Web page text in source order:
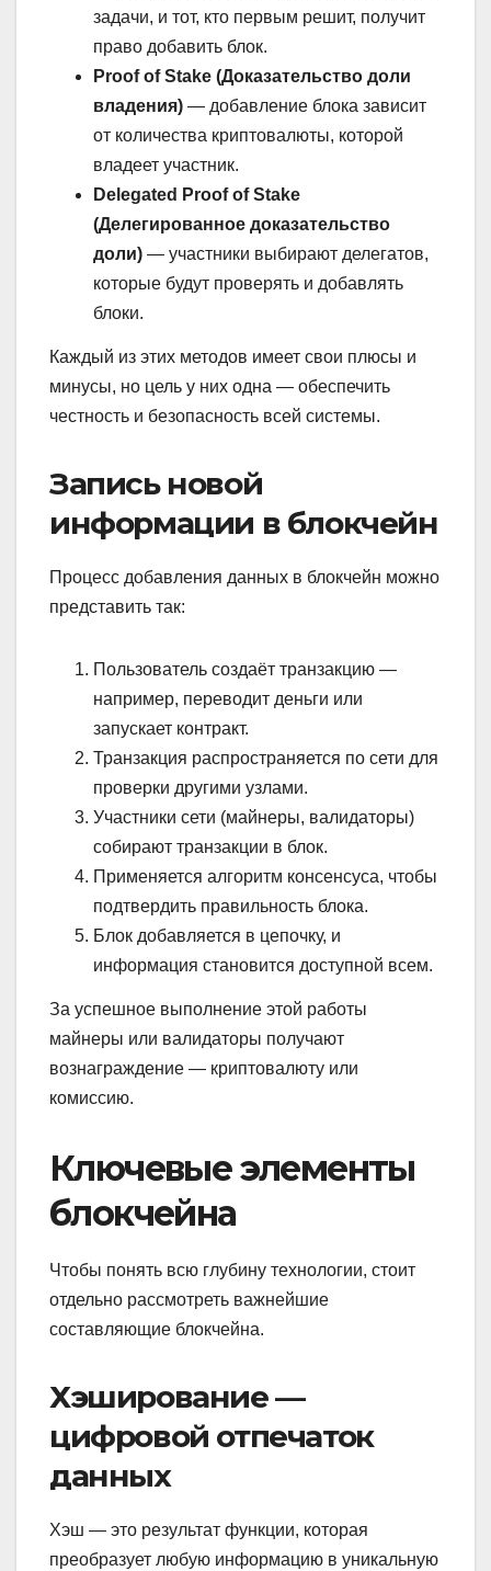
задачи, и тот, кто первым решит, получит
право добавить блок.
Proof of Stake (Доказательство доли
владения) — добавление блока зависит
от количества криптовалюты, которой
владеет участник.
Delegated Proof of Stake
(Делегированное доказательство
доли) — участники выбирают делегатов,
которые будут проверять и добавлять
блоки.
Каждый из этих методов имеет свои плюсы и
минусы, но цель у них одна — обеспечить
честность и безопасность всей системы.
Запись новой
информации в блокчейн
Процесс добавления данных в блокчейн можно
представить так:
Пользователь создаёт транзакцию —
например, переводит деньги или
запускает контракт.
Транзакция распространяется по сети для
проверки другими узлами.
Участники сети (майнеры, валидаторы)
собирают транзакции в блок.
Применяется алгоритм консенсуса, чтобы
подтвердить правильность блока.
Блок добавляется в цепочку, и
информация становится доступной всем.
За успешное выполнение этой работы
майнеры или валидаторы получают
вознаграждение — криптовалюту или
комиссию.
Ключевые элементы
блокчейна
Чтобы понять всю глубину технологии, стоит
отдельно рассмотреть важнейшие
составляющие блокчейна.
Хэширование —
цифровой отпечаток
данных
Хэш — это результат функции, которая
преобразует любую информацию в уникальную